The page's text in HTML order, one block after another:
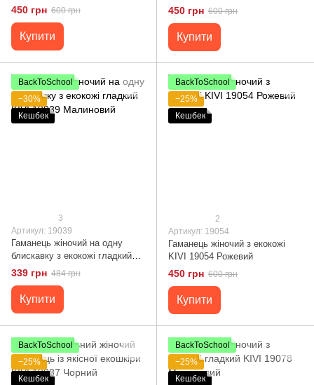
450 грн 600 грн
Купити
450 грн 600 грн
Купити
BackToSchool
−30%
Кешбек
3
Артикул: 19039
Гаманець жіночий на одну
блискавку з екокожі гладкий
KIVI 19039 Малиновий
339 грн 484 грн
Купити
BackToSchool
−25%
Кешбек
2
Артикул: 19054
Гаманець жіночий з екокожі
KIVI 19054 Рожевий
450 грн 600 грн
Купити
BackToSchool
−25%
Кешбек
BackToSchool
−25%
Кешбек